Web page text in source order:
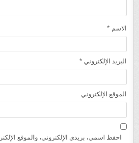
الاسم *
البريد الإلكتروني *
الموقع الإلكتروني
احفظ اسمي، بريدي الإلكتروني، والموقع